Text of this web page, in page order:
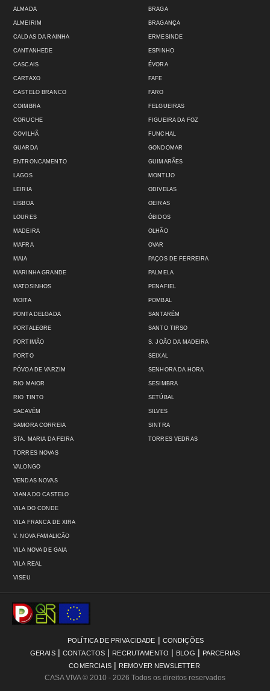
ALMADA
ALMEIRIM
BRAGA
BRAGANÇA
CALDAS DA RAINHA
CANTANHEDE
CASCAIS
CARTAXO
CASTELO BRANCO
COIMBRA
CORUCHE
COVILHÃ
GUARDA
ENTRONCAMENTO
ERMESINDE
ESPINHO
ÉVORA
FAFE
FARO
FELGUEIRAS
FIGUEIRA DA FOZ
FUNCHAL
GONDOMAR
GUIMARÃES
LAGOS
LEIRIA
LISBOA
LOURES
MADEIRA
MAFRA
MAIA
MARINHA GRANDE
MATOSINHOS
MOITA
MONTIJO
ODIVELAS
OEIRAS
ÓBIDOS
OLHÃO
OVAR
PAÇOS DE FERREIRA
PALMELA
PENAFIEL
POMBAL
PONTA DELGADA
PORTALEGRE
PORTIMÃO
PORTO
PÓVOA DE VARZIM
RIO MAIOR
RIO TINTO
SACAVÉM
SAMORA CORREIA
STA. MARIA DA FEIRA
SANTARÉM
SANTO TIRSO
S. JOÃO DA MADEIRA
SEIXAL
SENHORA DA HORA
SESIMBRA
SETÚBAL
SILVES
SINTRA
TORRES VEDRAS
TORRES NOVAS
VALONGO
VENDAS NOVAS
VIANA DO CASTELO
VILA DO CONDE
VILA FRANCA DE XIRA
V. NOVA FAMALICÃO
VILA NOVA DE GAIA
VILA REAL
VISEU
POLÍTICA DE PRIVACIDADE | CONDIÇÕES
GERAIS | CONTACTOS | RECRUTAMENTO | BLOG | PARCERIAS
COMERCIAIS | REMOVER NEWSLETTER
CASA VIVA© 2010 - 2026 Todos os direitos reservados